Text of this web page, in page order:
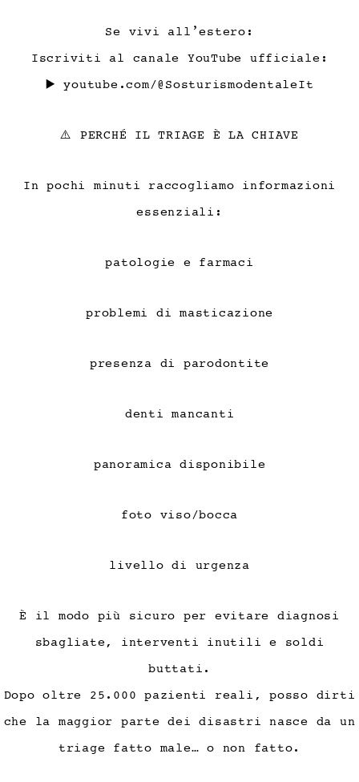
Se vivi all’estero:
Iscriviti al canale YouTube ufficiale:
▶️youtube.com/@SosturismodentaleIt
⚠️ PERCHÉ IL TRIAGE È LA CHIAVE
In pochi minuti raccogliamo informazioni
essenziali:
patologie e farmaci
problemi di masticazione
presenza di parodontite
denti mancanti
panoramica disponibile
foto viso/bocca
livello di urgenza
È il modo più sicuro per evitare diagnosi
sbagliate, interventi inutili e soldi
buttati.
Dopo oltre 25.000 pazienti reali, posso dirti
che la maggior parte dei disastri nasce da un
triage fatto male… o non fatto.